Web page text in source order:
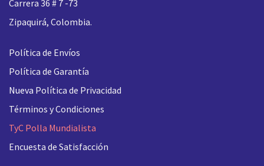
Carrera 36 # 7 -73
Zipaquirá, Colombia.
Política de Envíos
Política de Garantía
Nueva Política de Privacidad
Términos y Condiciones
TyC Polla Mundialista
Encuesta de Satisfacción